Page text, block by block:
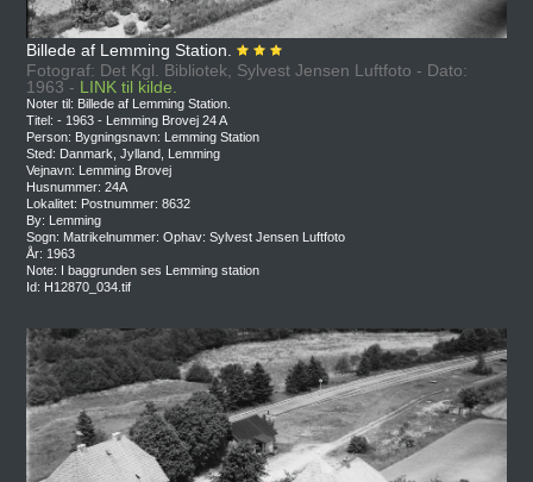
Billede af Lemming Station.
Fotograf: Det Kgl. Bibliotek, Sylvest Jensen Luftfoto - Dato:
1963 - LINK til kilde.
Noter til: Billede af Lemming Station.
Titel: - 1963 - Lemming Brovej 24 A
Person: Bygningsnavn: Lemming Station
Sted: Danmark, Jylland, Lemming
Vejnavn: Lemming Brovej
Husnummer: 24A
Lokalitet: Postnummer: 8632
By: Lemming
Sogn: Matrikelnummer: Ophav: Sylvest Jensen Luftfoto
År: 1963
Note: I baggrunden ses Lemming station
Id: H12870_034.tif